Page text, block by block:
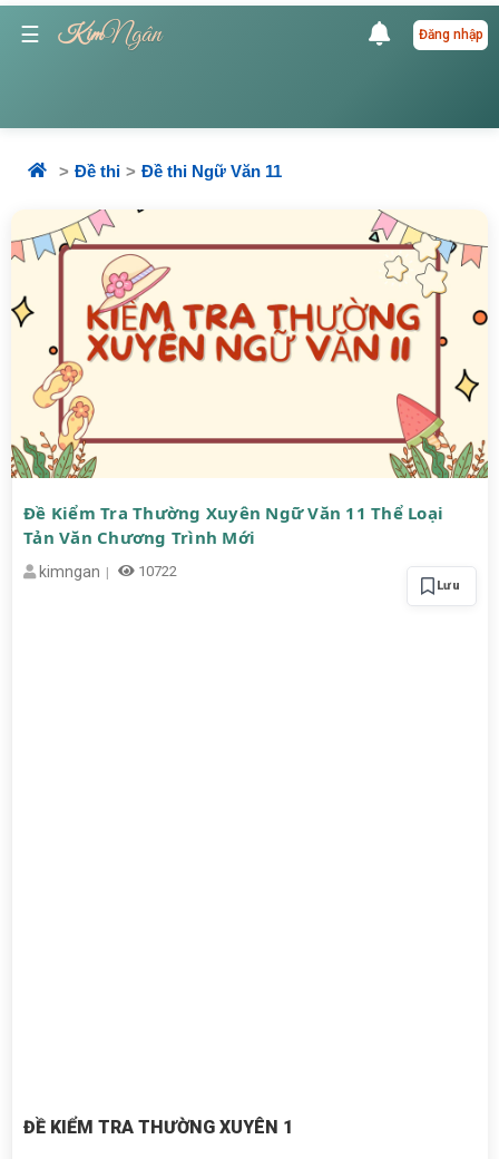
☰ KimNgân Đăng nhập
Đề thi Đề thi Ngữ Văn 11
Đề Kiểm Tra Thường Xuyên Ngữ Văn 11 Thể Loại
Tản Văn Chương Trình Mới
kimngan 10722
Lưu
ĐỀ KIỂM TRA THƯỜNG XUYÊN 1